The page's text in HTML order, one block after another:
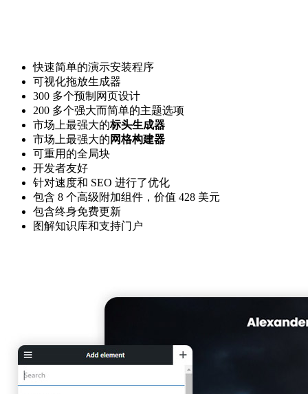
快速简单的演示安装程序
可视化拖放生成器
300 多个预制网页设计
200 多个强大而简单的主题选项
市场上最强大的标头生成器
市场上最强大的 网格构建器
可重用的全局块
开发者友好
针对速度和 SEO 进行了优化
包含 8 个高级附加组件，价值 428 美元
包含终身免费更新
图解知识库和支持门户